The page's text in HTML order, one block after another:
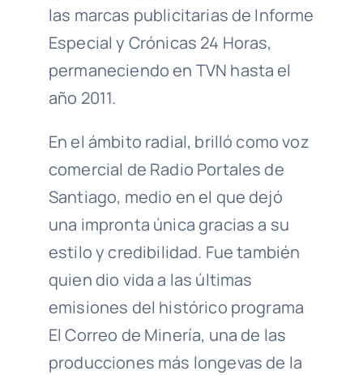
las marcas publicitarias de Informe
Especial y Crónicas 24 Horas,
permaneciendo en TVN hasta el
año 2011.
En el ámbito radial, brilló como voz
comercial de Radio Portales de
Santiago, medio en el que dejó
una impronta única gracias a su
estilo y credibilidad. Fue también
quien dio vida a las últimas
emisiones del histórico programa
El Correo de Minería, una de las
producciones más longevas de la